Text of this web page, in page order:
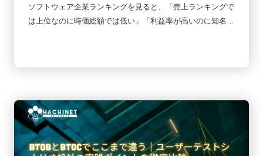
解説
ソフトウェア企業ランキングを見ると、「売上ランキングで
は上位なのに時価総額では低い」「利益率が高いのに知名度
かをわかりやすく解説します。